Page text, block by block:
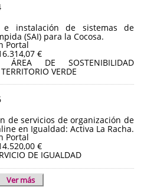
e instalación de sistemas de
(SAI) para la Cocosa.
Portal
€
ÁREA DE SOSTENIBILIDAD
VERDE
de servicios de organización de
en Igualdad: Activa La Racha.
Portal
€
DE IGUALDAD
Ver más